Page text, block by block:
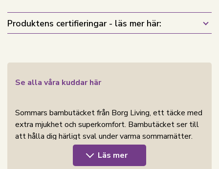
Produktens certifieringar - läs mer här:
Se alla våra kuddar här
Sommars bambutäcket från Borg Living, ett täcke med
extra mjukhet och superkomfort. Bambutäcket ser till
att hålla dig härligt sval under varma sommarnätter.
Täcket är tillverkat med ett härligt mjukt överdrag av
100% bambu och extra mjuka fina silikoniserade
Läs mer